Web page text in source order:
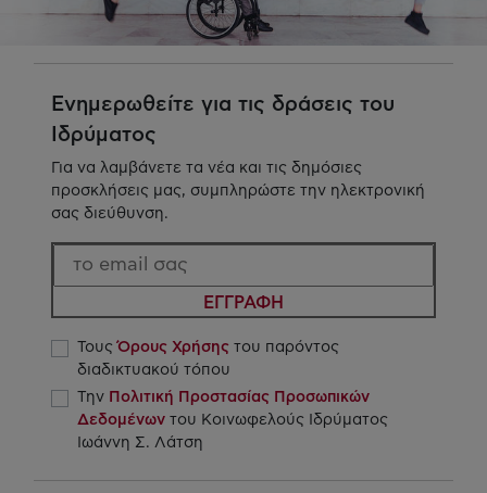
Ενημερωθείτε για τις δράσεις του
Ιδρύματος
Για να λαμβάνετε τα νέα και τις δημόσιες
προσκλήσεις μας, συμπληρώστε την ηλεκτρονική
σας διεύθυνση.
ΕΓΓΡΑΦΗ
ΤουςΌρους Χρήσης του παρόντος
διαδικτυακού τόπου
Την Πολιτική Προστασίας Προσωπικών
Δεδομένων του Κοινωφελούς Ιδρύματος
Ιωάννη Σ. Λάτση